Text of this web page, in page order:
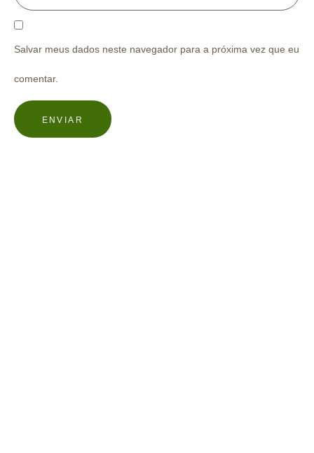
Salvar meus dados neste navegador para a próxima vez que eu
comentar.